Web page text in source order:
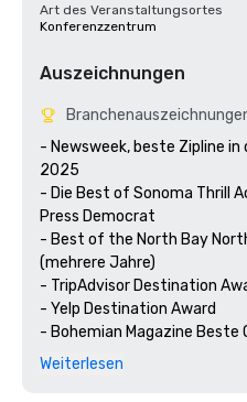
Art des Veranstaltungsortes
Konferenzzentrum
Auszeichnungen
- Newsweek, beste Zipline
2025
- Die Best of Sonoma Thrill
Press Democrat
- Best of the North Bay
(mehrere Jahre)
- TripAdvisor Destination
- Yelp Destination Award
- Bohemian Magazine
Jahre)
Weiterlesen